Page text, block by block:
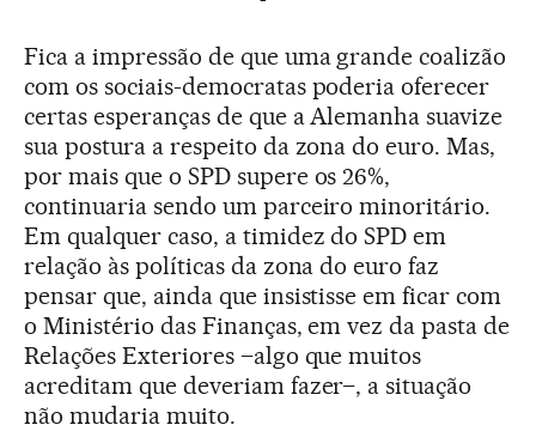
Fica a impressão de que uma grande coalizão
com os sociais-democratas poderia oferecer
certas esperanças de que a Alemanha suavize
sua postura a respeito da zona do euro. Mas,
por mais que o SPD supere os 26%,
continuaria sendo um parceiro minoritário.
Em qualquer caso, a timidez do SPD em
relação às políticas da zona do euro faz
pensar que, ainda que insistisse em ficar com
o Ministério das Finanças, em vez da pasta de
Relações Exteriores –algo que muitos
acreditam que deveriam fazer–, a situação
não mudaria muito.